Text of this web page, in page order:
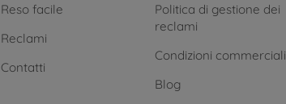
Reso facile
Reclami
Contatti
Politica di gestione dei
reclami
Condizioni commerciali
Blog